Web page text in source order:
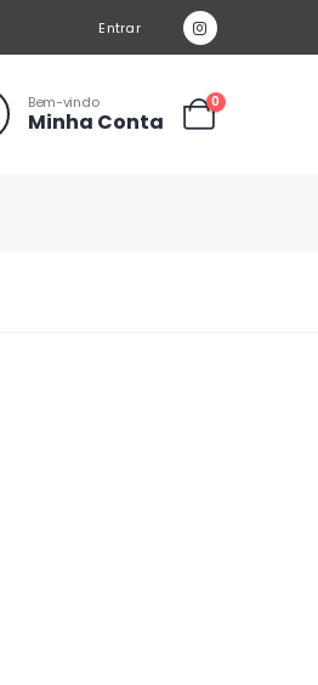
Entrar
Bem-vindo
Minha Conta
0